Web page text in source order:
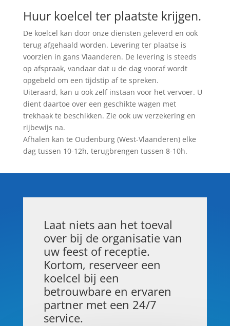
Huur koelcel ter plaatste krijgen.
De koelcel kan door onze diensten geleverd en ook
terug afgehaald worden. Levering ter plaatse is
voorzien in gans Vlaanderen. De levering is steeds
op afspraak, vandaar dat u de dag vooraf wordt
opgebeld om een tijdstip af te spreken.
Uiteraard, kan u ook zelf instaan voor het vervoer. U
dient daartoe over een geschikte wagen met
trekhaak te beschikken. Zie ook uw verzekering en
rijbewijs na.
Afhalen kan te Oudenburg (West-Vlaanderen) elke
dag tussen 10-12h, terugbrengen tussen 8-10h.
Laat niets aan het toeval
over bij de organisatie van
uw feest of receptie.
Kortom, reserveer een
koelcel bij een
betrouwbare en ervaren
partner met een 24/7
service.